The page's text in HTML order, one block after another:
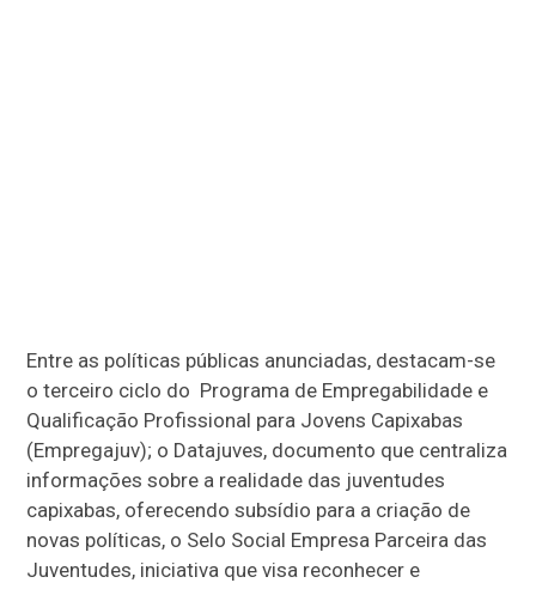
Entre as políticas públicas anunciadas, destacam-se
o terceiro ciclo do Programa de Empregabilidade e
Qualificação Profissional para Jovens Capixabas
(Empregajuv); o Datajuves, documento que centraliza
informações sobre a realidade das juventudes
capixabas, oferecendo subsídio para a criação de
novas políticas, o Selo Social Empresa Parceira das
Juventudes, iniciativa que visa reconhecer e